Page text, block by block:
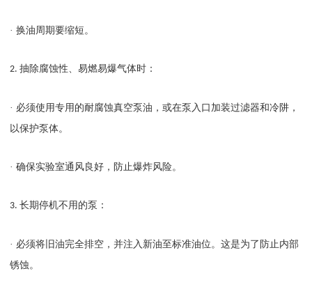
· 换油周期要缩短。
2. 抽除腐蚀性、易燃易爆气体时：
· 必须使用专用的耐腐蚀真空泵油，或在泵入口加装过滤器和冷阱，
以保护泵体。
· 确保实验室通风良好，防止爆炸风险。
3. 长期停机不用的泵：
· 必须将旧油完全排空，并注入新油至标准油位。这是为了防止内部
锈蚀。